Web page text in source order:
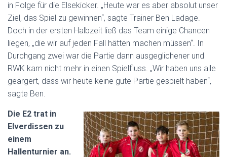
in Folge für die Elsekicker. „Heute war es aber absolut unser
Ziel, das Spiel zu gewinnen“, sagte Trainer Ben Ladage.
Doch in der ersten Halbzeit ließ das Team einige Chancen
liegen, „die wir auf jeden Fall hätten machen müssen“. In
Durchgang zwei war die Partie dann ausgeglichener und
RWK kam nicht mehr in einen Spielfluss. „Wir haben uns alle
geärgert, dass wir heute keine gute Partie gespielt haben“,
sagte Ben.
Die E2 trat in
Elverdissen zu
einem
Hallenturnier an.